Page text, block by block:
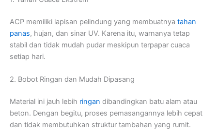
ACP memiliki lapisan pelindung yang membuatnya tahan
panas, hujan, dan sinar UV. Karena itu, warnanya tetap
stabil dan tidak mudah pudar meskipun terpapar cuaca
setiap hari.
2. Bobot Ringan dan Mudah Dipasang
Material ini jauh lebih ringan dibandingkan batu alam atau
beton. Dengan begitu, proses pemasangannya lebih cepat
dan tidak membutuhkan struktur tambahan yang rumit.